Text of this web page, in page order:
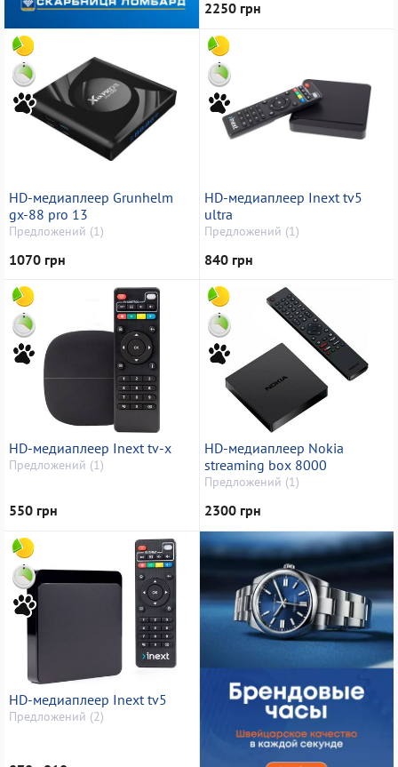
2250 грн
HD-медиаплеер Grunhelm
gx-88 pro 13
Предложений (1)
1070 грн
HD-медиаплеер Inext tv5
ultra
Предложений (1)
840 грн
HD-медиаплеер Inext tv-x
Предложений (1)
550 грн
HD-медиаплеер Nokia
streaming box 8000
Предложений (1)
2300 грн
HD-медиаплеер Inext tv5
Предложений (2)